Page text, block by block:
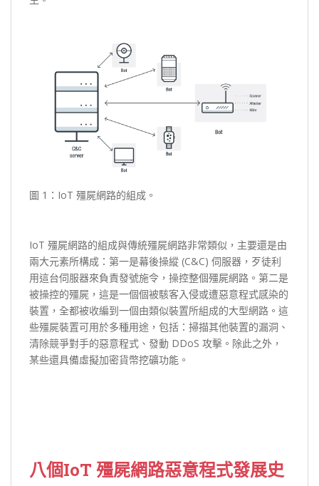
圖 1：IoT 殭屍網路的組成。
IoT 殭屍網路的組成與傳統殭屍網路非常類似，主要還是由
兩大元素所構成：第一是幕後操縱 (C&C) 伺服器，歹徒利
用這台伺服器來負責發號施令，操控整個殭屍網路。第二是
被操控的殭屍，這是一個個被駭客入侵或遭惡意程式感染的
裝置，全都被收編到一個由類似裝置所組成的大型網路。這
些殭屍裝置可用於多種用途，包括：掃描其他裝置的漏洞、
清除競爭對手的惡意程式、發動 DDoS 攻擊。除此之外，
某些還具備虛擬加密貨幣挖礦功能。
八個IoT 殭屍網路惡意程式發展史